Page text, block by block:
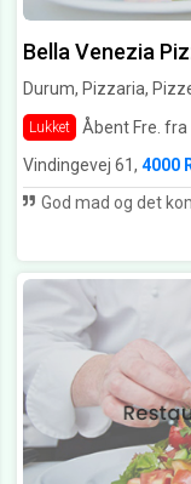
Bella Venezia
Durum, Pizzaria,
Lukket Åbent Fre. fra
Vindingevej 61, 4000
God mad og det